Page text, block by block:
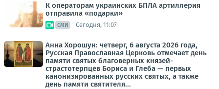
К операторам украинских БПЛА артиллерия
отправила «подарки»
СМИ Сегодня, 11:07
Анна Хорошун: четверг, 6 августа 2026 года,
Русская Православная Церковь отмечает день
памяти святых благоверных князей-
страстотерпцев Бориса и Глеба — первых
канонизированных русских святых, а также
день памяти святителя...